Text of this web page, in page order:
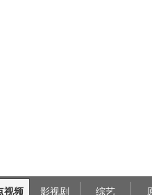
视频 影视剧 综艺